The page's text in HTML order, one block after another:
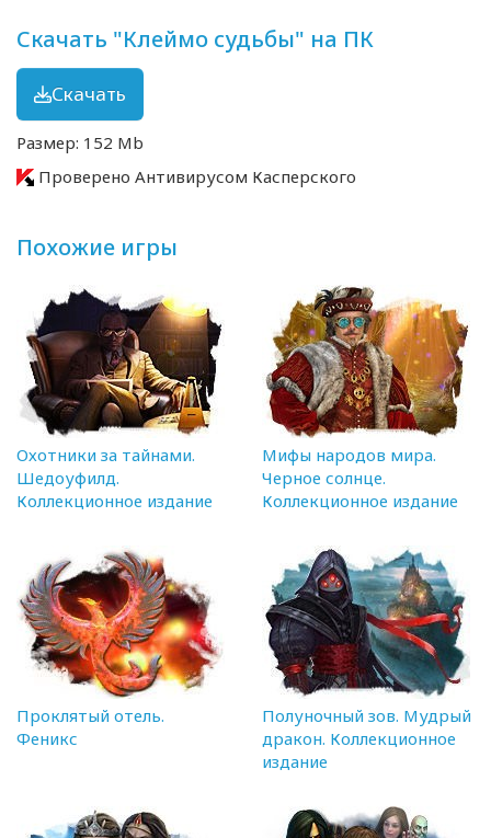
Скачать "Клеймо судьбы" на ПК
Скачать
Размер: 152 Mb
Проверено Антивирусом Касперского
Похожие игры
Охотники за тайнами.
Шедоуфилд.
Коллекционное издание
Мифы народов мира.
Черное солнце.
Коллекционное издание
Проклятый отель.
Феникс
Полуночный зов. Мудрый
дракон. Коллекционное
издание